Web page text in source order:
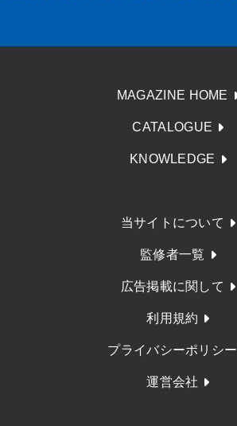
MAGAZINE HOME
CATALOGUE
KNOWLEDGE
当サイトについて
監修者一覧
広告掲載に関して
利用規約
プライバシーポリシー
運営会社